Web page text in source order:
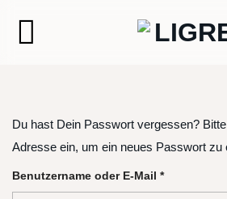
Du hast Dein Passwort vergessen?
Adresse ein, um ein neues Passwort zu
Benutzername oder E-Mail *Erforderlich